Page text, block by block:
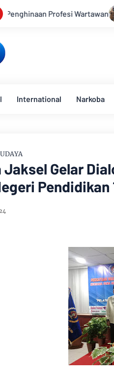
LBH IWAPI Serukan
International Narkoba
Jaksel Gelar
Pendidikan